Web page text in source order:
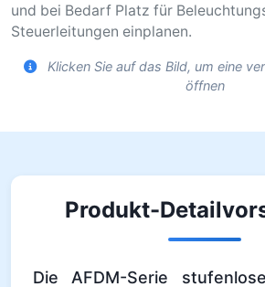
und bei Bedarf Platz für
Steuerleitungen einplanen.
Klicken Sie auf das Bild, um eine
öffnen
Produkt-
Die AFDM-Serie